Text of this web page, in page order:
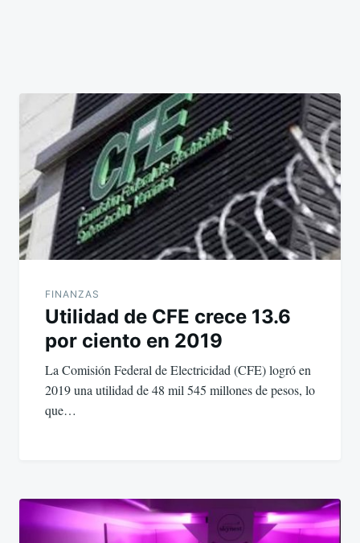
FINANZAS
Utilidad de CFE crece 13.6
por ciento en 2019
La Comisión Federal de Electricidad (CFE) logró en
2019 una utilidad de 48 mil 545 millones de pesos, lo
que…